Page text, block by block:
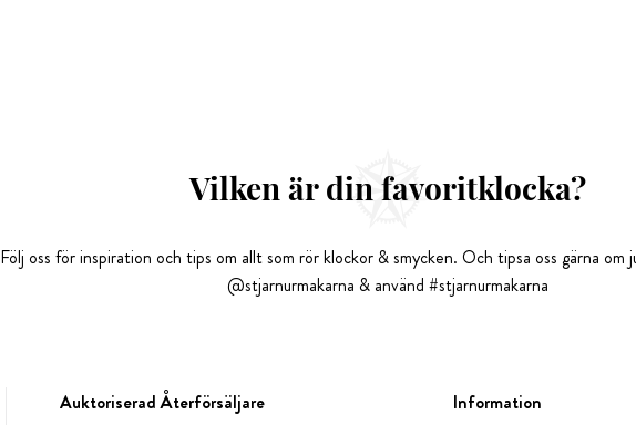
Vilken är din favoritklocka?
Följ oss för inspiration och tips om allt som rör klockor & smycken. Och tipsa oss gärna om
@stjarnurmakarna & använd #stjarnurmakarna
Auktoriserad Återförsäljare Information